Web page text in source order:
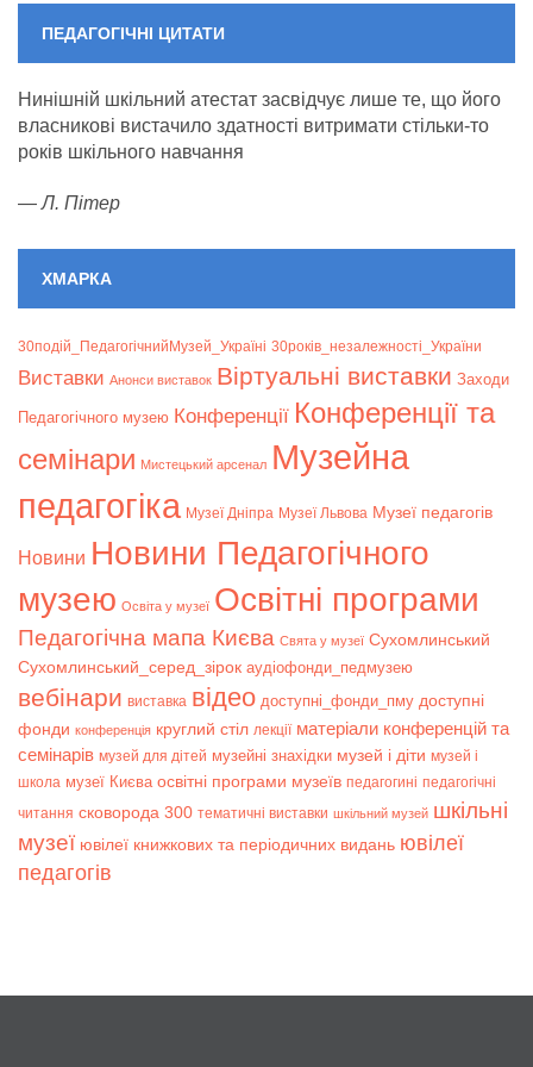
ПЕДАГОГІЧНІ ЦИТАТИ
Нинішній шкільний атестат засвідчує лише те, що його
власникові вистачило здатності витримати стільки-то
років шкільного навчання
—Л. Пітер
ХМАРКА
30подій_ПедагогічнийМузей_Україні 30років_незалежності_України
Bиставки Анонси виставок Віртуальні виставки Заходи
Педагогічного музею Конференції Конференції та
семінари Мистецький арсенал Музейна
педагогіка Музеї Дніпра Музеї Львова Музеї педагогів
Новини Новини Педагогічного
музею Освіта у музеї Освітні програми
Педагогічна мапа Києва Свята у музеї Сухомлинський
Сухомлинський_серед_зірок аудіофонди_педмузею
вебінари виставка відео доступні_фонди_пму доступні
фонди конференція круглий стіл лекції матеріали конференцій та
семінарів музей для дітей музейні знахідки музей і діти музей і
школа музеї Києва освітні програми музеїв педагогині педагогічні
читання сковорода 300 тематичні виставки шкільний музей шкільні
музеї ювілеї книжкових та періодичних видань ювілеї
педагогів